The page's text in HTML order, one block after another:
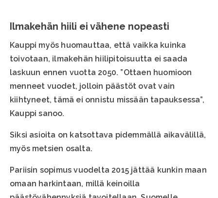
Ilmakehän hiili ei vähene nopeasti
Kauppi myös huomauttaa, että vaikka kuinka
toivotaan, ilmakehän hiilipitoisuutta ei saada
laskuun ennen vuotta 2050. ”Ottaen huomioon
menneet vuodet, jolloin päästöt ovat vain
kiihtyneet, tämä ei onnistu missään tapauksessa”,
Kauppi sanoo.
Siksi asioita on katsottava pidemmällä aikavälillä,
myös metsien osalta.
Pariisin sopimus vuodelta 2015 jättää kunkin maan
omaan harkintaan, millä keinoilla